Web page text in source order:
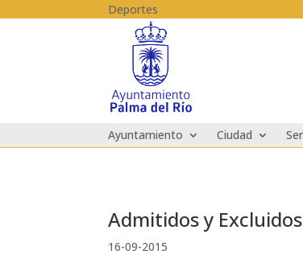
Deportes
Ayuntamiento Ciudad
Admitidos y
16-09-2015